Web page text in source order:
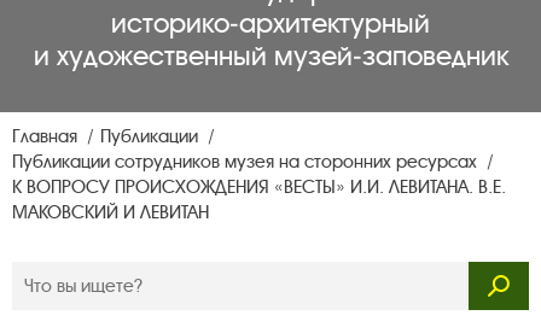
историко‑архитектурный
и художественный музей‑заповедник
Главная
Публикации
Публикации сотрудников музея на сторонних ресурсах
К ВОПРОСУ ПРОИСХОЖДЕНИЯ «ВЕСТЫ» И.И. ЛЕВИТАНА. В.Е.
МАКОВСКИЙ И ЛЕВИТАН